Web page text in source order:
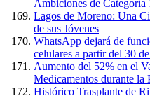
Ambiciones de Categoría
Lagos de Moreno: Una
de sus Jóvenes
WhatsApp dejará de
celulares a partir del 30
Aumento del 52% en el
Medicamentos durante la
Histórico Trasplante de